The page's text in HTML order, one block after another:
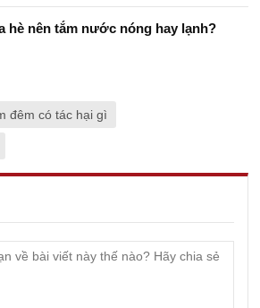
hè nên tắm nước nóng hay lạnh?
đêm có tác hại gì